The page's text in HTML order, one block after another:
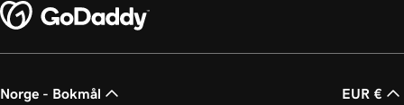
Norge - Bokmål EUR €